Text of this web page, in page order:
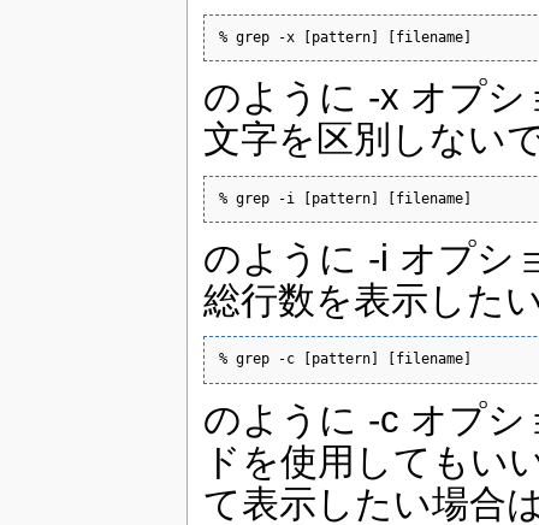
% grep -x [pattern] [filename]
のように -x オプシ
文字を区別しない
% grep -i [pattern] [filename]
のように -i オプシ
総行数を表示した
% grep -c [pattern] [filename]
のように -c オプ
ドを使用してもい
て表示したい場合